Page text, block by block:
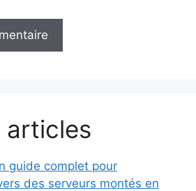
articles
guide complet pour
des serveurs montés en